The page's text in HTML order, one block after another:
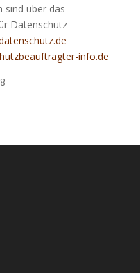
sind über das
Datenschutz
info.de